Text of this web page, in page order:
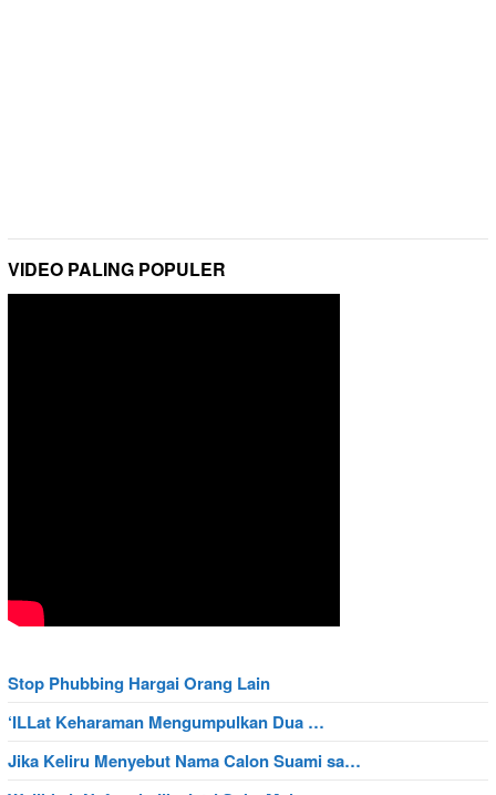
VIDEO PALING POPULER
Stop Phubbing Hargai Orang Lain
‘ILLat Keharaman Mengumpulkan Dua …
Jika Keliru Menyebut Nama Calon Suami sa…